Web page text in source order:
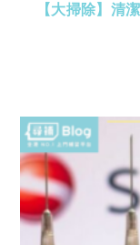
【大掃除】清